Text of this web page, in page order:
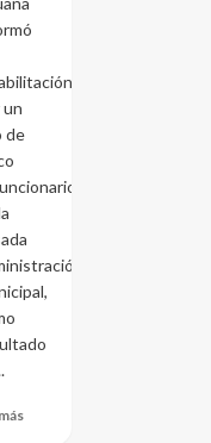
de